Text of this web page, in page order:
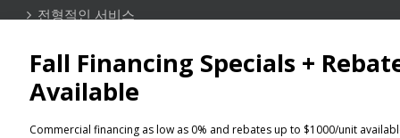
전형적인 서비스
연락처